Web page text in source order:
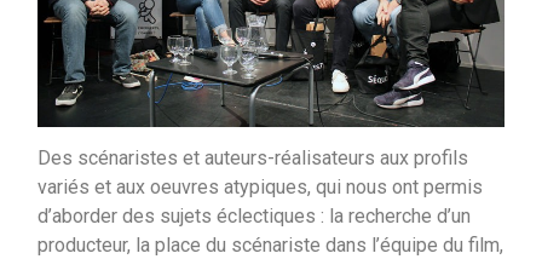
Des scénaristes et auteurs-réalisateurs aux profils
variés et aux oeuvres atypiques, qui nous ont permis
d’aborder des sujets éclectiques : la recherche d’un
producteur, la place du scénariste dans l’équipe du film,